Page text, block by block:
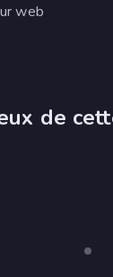
web
de
black
Pour